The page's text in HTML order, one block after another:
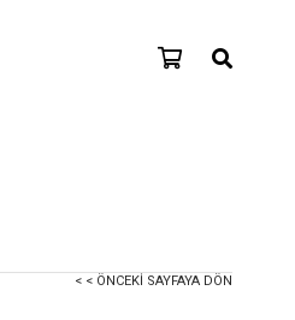
< < ÖNCEKI SAYFAYA DÖN